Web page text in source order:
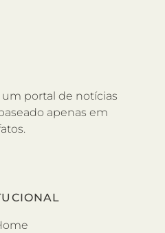
um portal de notícias
apenas em